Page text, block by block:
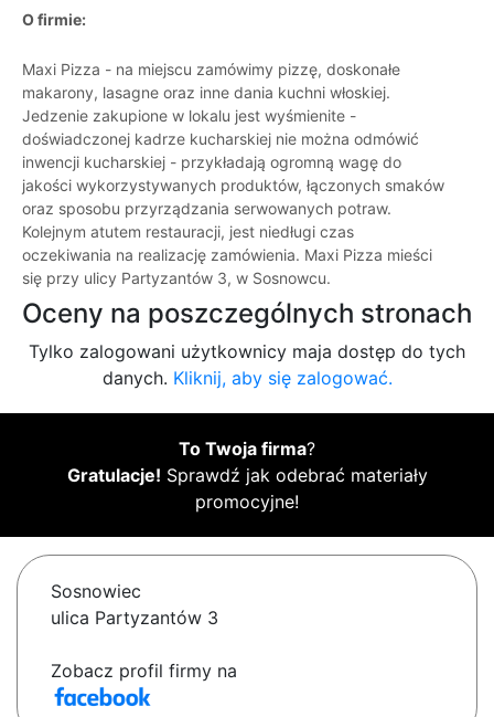
O firmie:
Maxi Pizza - na miejscu zamówimy pizzę, doskonałe
makarony, lasagne oraz inne dania kuchni włoskiej.
Jedzenie zakupione w lokalu jest wyśmienite -
doświadczonej kadrze kucharskiej nie można odmówić
inwencji kucharskiej - przykładają ogromną wagę do
jakości wykorzystywanych produktów, łączonych smaków
oraz sposobu przyrządzania serwowanych potraw.
Kolejnym atutem restauracji, jest niedługi czas
oczekiwania na realizację zamówienia. Maxi Pizza mieści
się przy ulicy Partyzantów 3, w Sosnowcu.
Oceny na poszczególnych stronach
Tylko zalogowani użytkownicy maja dostęp do tych
danych. Kliknij, aby się zalogować.
To Twoja firma?
Gratulacje! Sprawdź jak odebrać materiały
promocyjne!
Sosnowiec
ulica Partyzantów 3
Zobacz profil firmy na